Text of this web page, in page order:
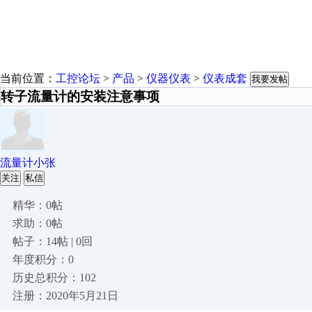
当前位置： 工控论坛 > 产品 > 仪器仪表 > 仪表成套 我要发帖
转子流量计的安装注意事项
流量计小张
关注 私信
精华：0帖
求助：0帖
帖子：14帖 | 0回
年度积分：0
历史总积分：102
注册：2020年5月21日